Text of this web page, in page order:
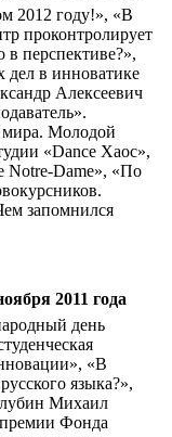
2012 году!», «В
проконтролирует
в перспективе?»,
дел в инноватике
Алексеевич
Молодой
«Dance Хаос»,
Notre-Dame», «По
запомнился
2011 года
день
«В
языка?»,
Михаил
Фонда